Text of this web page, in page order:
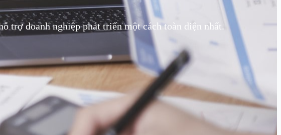
trợ doanh nghiệp phát triển một cách toàn diện nhất.